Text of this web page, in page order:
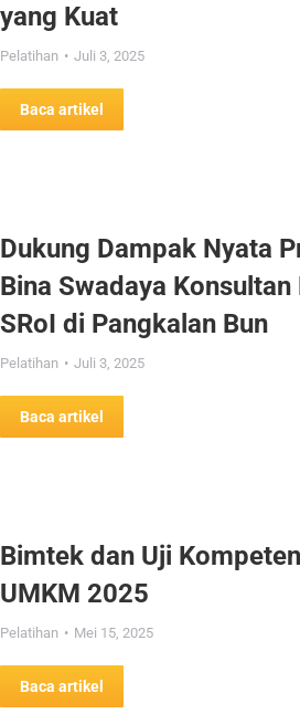
yang Kuat
Pelatihan Juli 3, 2025
Baca artikel
Dukung Dampak Nyata
Bina Swadaya
SRoI di Pangkalan Bun
Pelatihan Juli 3, 2025
Baca artikel
Bimtek dan Uji
UMKM 2025
Pelatihan Mei 15, 2025
Baca artikel